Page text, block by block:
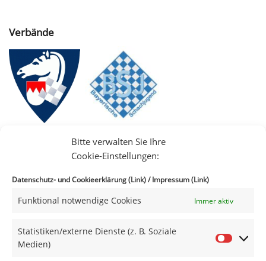
Bitte verwalten Sie Ihre
Cookie-Einstellungen:
Datenschutz- und Cookieerklärung (Link)/Impressum (Link)
Funktional notwendige Cookies Immer aktiv
Statistiken/externe Dienste (z. B. Soziale
Medien)
Verbände